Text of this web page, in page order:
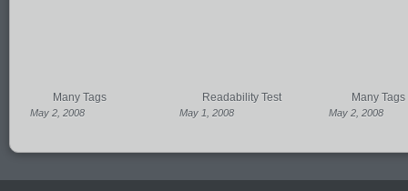
Many Tags
May 2, 2008
Readability Test
May 1, 2008
Many Tags
May 2, 2008